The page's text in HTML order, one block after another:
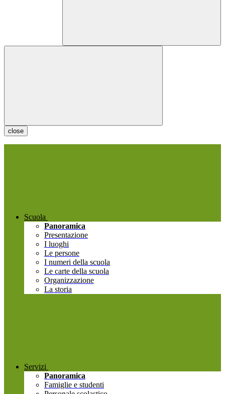
close
Scuola
Panoramica
Presentazione
I luoghi
Le persone
I numeri della scuola
Le carte della scuola
Organizzazione
La storia
Servizi
Panoramica
Famiglie e studenti